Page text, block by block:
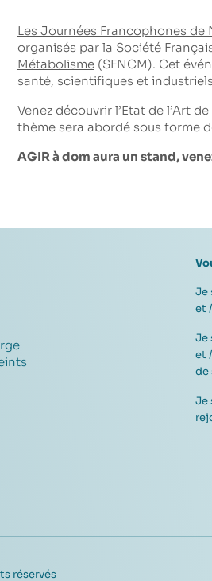
Les Journées Francophones de
organisés par la Société
Métabolisme (SFNCM). Cet
santé, scientifiques et
Venez découvrir l’Etat de l’Art
thème sera abordé sous forme
AGIR à dom aura un stand,
Je
et
Je
et
de
Je
réservés